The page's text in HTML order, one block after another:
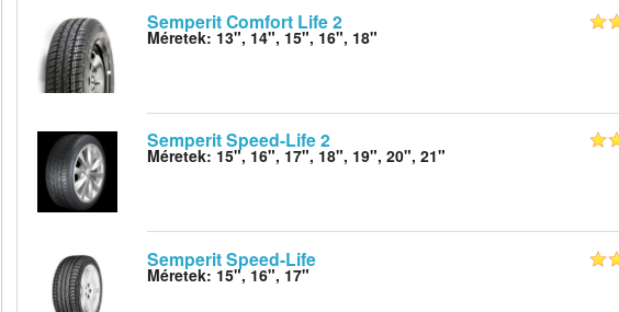
Semperit Comfort Life 2
Méretek: 13", 14", 15", 16", 18"
Semperit Speed-Life 2
Méretek: 15", 16", 17", 18", 19", 20", 21"
Semperit Speed-Life
Méretek: 15", 16", 17"